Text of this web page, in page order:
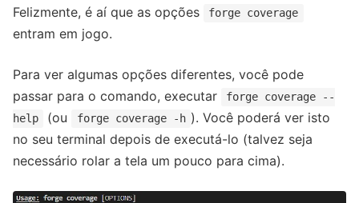
Felizmente, é aí que as opções
forge coverage
entram em jogo.
Para ver algumas opções diferentes, você pode
passar para o comando, executar
forge coverage --
help
(ou forge coverage -h ). Você poderá ver isto
no seu terminal depois de executá-lo (talvez seja
necessário rolar a tela um pouco para cima).